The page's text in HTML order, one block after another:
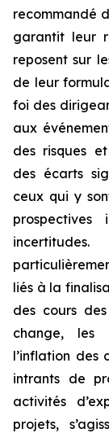
recommandé
garantit leur
reposent sur
de leur
foi des
aux
des risques
des écarts
ceux qui y
liés à la
des cours
change, les
l’inflation des
intrants de
activités
projets,